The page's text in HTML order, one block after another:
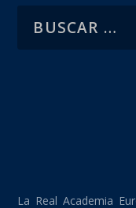
La Real Academia